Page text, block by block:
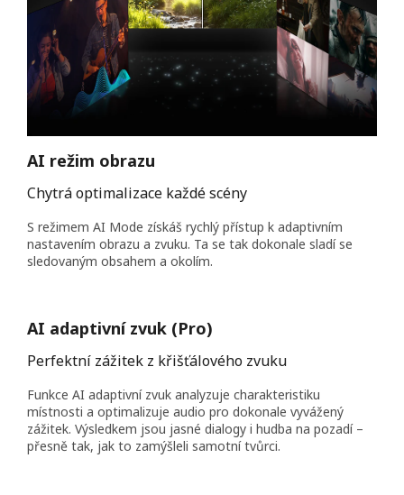
AI režim obrazu
Chytrá optimalizace každé scény
S režimem AI Mode získáš rychlý přístup k adaptivním
nastavením obrazu a zvuku. Ta se tak dokonale sladí se
sledovaným obsahem a okolím.
AI adaptivní zvuk (Pro)
Perfektní zážitek z křišťálového zvuku
Funkce AI adaptivní zvuk analyzuje charakteristiku
místnosti a optimalizuje audio pro dokonale vyvážený
zážitek. Výsledkem jsou jasné dialogy i hudba na pozadí –
přesně tak, jak to zamýšleli samotní tvůrci.